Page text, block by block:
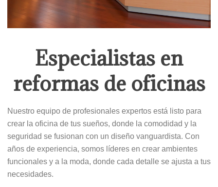
Especialistas en
reformas de oficinas
Nuestro equipo de profesionales expertos está listo para
crear la oficina de tus sueños, donde la comodidad y la
seguridad se fusionan con un diseño vanguardista. Con
años de experiencia, somos líderes en crear ambientes
funcionales y a la moda, donde cada detalle se ajusta a tus
necesidades.